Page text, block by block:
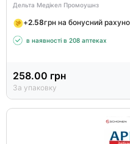
Дельта Медікел Промоушнз
+2.58грн на бонусний
в наявності в 208 аптеках
258.00 грн
За упаковку